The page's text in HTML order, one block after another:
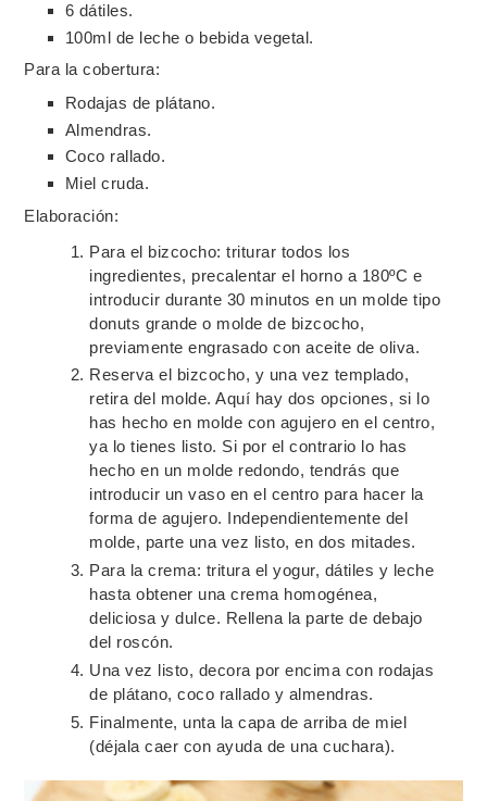
6 dátiles.
100ml de leche o bebida vegetal.
Para la cobertura:
Rodajas de plátano.
Almendras.
Coco rallado.
Miel cruda.
Elaboración:
Para el bizcocho: triturar todos los
ingredientes, precalentar el horno a 180ºC e
introducir durante 30 minutos en un molde tipo
donuts grande o molde de bizcocho,
previamente engrasado con aceite de oliva.
Reserva el bizcocho, y una vez templado,
retira del molde. Aquí hay dos opciones, si lo
has hecho en molde con agujero en el centro,
ya lo tienes listo. Si por el contrario lo has
hecho en un molde redondo, tendrás que
introducir un vaso en el centro para hacer la
forma de agujero. Independientemente del
molde, parte una vez listo, en dos mitades.
Para la crema: tritura el yogur, dátiles y leche
hasta obtener una crema homogénea,
deliciosa y dulce. Rellena la parte de debajo
del roscón.
Una vez listo, decora por encima con rodajas
de plátano, coco rallado y almendras.
Finalmente, unta la capa de arriba de miel
(déjala caer con ayuda de una cuchara).